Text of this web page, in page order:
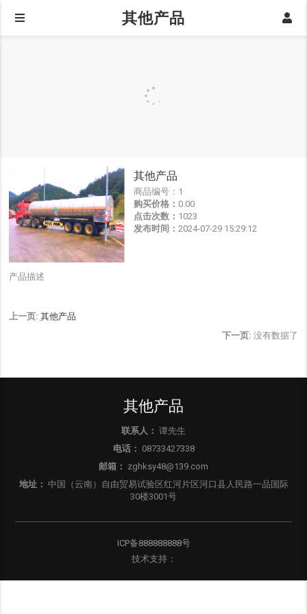
其他产品
其他产品
商品编号： 1
购买价格： 0.00
点击次数： 1023
发布时间： 2024-07-29 15:29:12
产品描述
上一页: 其他产品
下一页: 没有数据了
其他产品
联系人： 谭先生
电话： 08733427338
邮箱： zghksy48@139.com
地址： 中国（云南）自由贸易试验区红河片区河口县人民路一品国际
30楼3001号
ICP备888888888号
技术支持：